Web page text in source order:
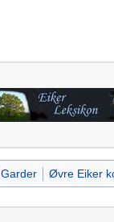
Garder Øvre Eiker